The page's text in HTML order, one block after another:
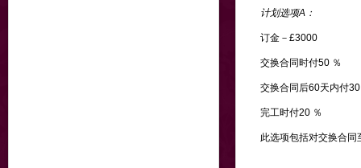
计划选项A：
订金－£3000
交换合同时付50 ％
交换合同后60天内付
完工时付20 ％
此选项包括对交换合